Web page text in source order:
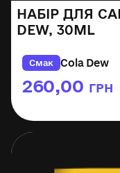
НАБІР ДЛЯ
DEW, 30ML
Смак Cola Dew
260,00 ГРН